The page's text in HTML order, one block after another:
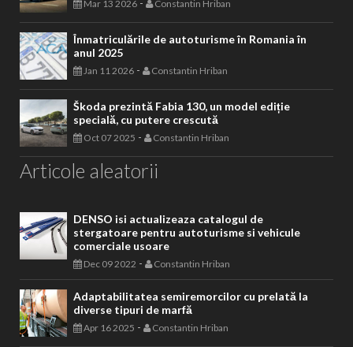
Mar 13 2026 - Constantin Hriban
Înmatriculările de autoturisme în Romania în
anul 2025
Jan 11 2026 - Constantin Hriban
Škoda prezintă Fabia 130, un model ediție
specială, cu putere crescută
Oct 07 2025 - Constantin Hriban
Articole aleatorii
DENSO isi actualizeaza catalogul de
stergatoare pentru autoturisme si vehicule
comerciale usoare
Dec 09 2022 - Constantin Hriban
Adaptabilitatea semiremorcilor cu prelată la
diverse tipuri de marfă
Apr 16 2025 - Constantin Hriban